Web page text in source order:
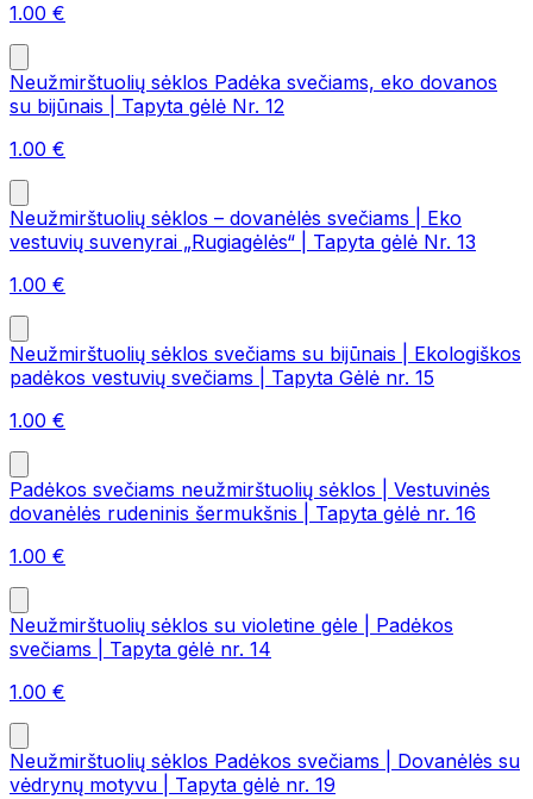
1.00 €
Neužmirštuolių sėklos Padėka svečiams, eko dovanos
su bijūnais | Tapyta gėlė Nr. 12
1.00 €
Neužmirštuolių sėklos – dovanėlės svečiams | Eko
vestuvių suvenyrai „Rugiagėlės“ | Tapyta gėlė Nr. 13
1.00 €
Neužmirštuolių sėklos svečiams su bijūnais | Ekologiškos
padėkos vestuvių svečiams | Tapyta Gėlė nr. 15
1.00 €
Padėkos svečiams neužmirštuolių sėklos | Vestuvinės
dovanėlės rudeninis šermukšnis | Tapyta gėlė nr. 16
1.00 €
Neužmirštuolių sėklos su violetine gėle | Padėkos
svečiams | Tapyta gėlė nr. 14
1.00 €
Neužmirštuolių sėklos Padėkos svečiams | Dovanėlės su
vėdrynų motyvu | Tapyta gėlė nr. 19